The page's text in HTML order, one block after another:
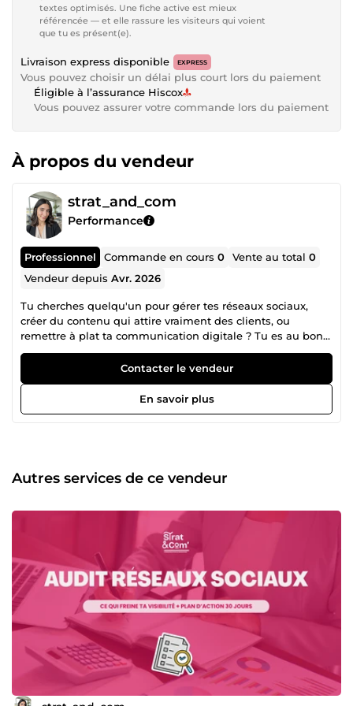
textes optimisés. Une fiche active est mieux
référencée — et elle rassure les visiteurs qui voient
que tu es présent(e).
Livraison express disponible EXPRESS
Vous pouvez choisir un délai plus court lors du paiement
Éligible à l’assurance Hiscox
Vous pouvez assurer votre commande lors du paiement
À propos du vendeur
strat_and_com
Performance
Professionnel Commande en cours0 Vente au total0
Vendeur depuisAvr. 2026
Tu cherches quelqu'un pour gérer tes réseaux sociaux,
créer du contenu qui attire vraiment des clients, ou
remettre à plat ta communication digitale ? Tu es au bon
endroit. Je suis Léa, community manager et consultante
en marketing freelance. Diplômée d'un double master de
Grenoble École de Management (GEM), j'ai travaillé en
marketing pour des marques comme Danone et Aoste
avant de me lancer à mon compte. Aujourd'hui,
QUE JE PROPOSE : Community management mensuel
Gestion complète de tes réseaux sociaux (Instagram,
contenus (photos, vidéos, reels, carrousels), copywriting,
programmation, modération et reporting mensuel. Tu
délègues, je m'occupe de tout. Audit des réseaux sociaux
Un état des lieux complet de tes comptes : ce qui
fonctionne, ce qui freine ta visibilité, et un plan d'action
concret sur 30 jours pour repartir dans la bonne direction.
Idéal si tu veux comprendre avant d'investir. Création
d'identité visuelle Logo, charte graphique, supports
essentiels. Pour avoir une image cohérente et
professionnelle qui marque les esprits dès le premier
regard. Prestations complémentaires Création de site
internet, supports imprimés, templates de contenu,
stratégie de communication. N'hésite pas à me décrire ton
Contacter le vendeur
En savoir plus
Autres services de ce vendeur